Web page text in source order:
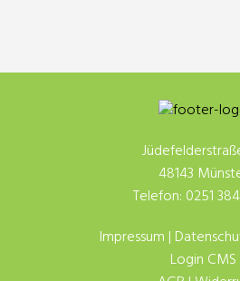
48143
Telefon: 0251
Impressum |
Login CMS